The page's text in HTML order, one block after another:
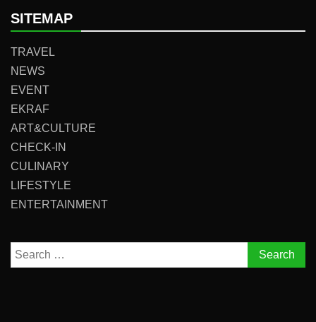
SITEMAP
TRAVEL
NEWS
EVENT
EKRAF
ART&CULTURE
CHECK-IN
CULINARY
LIFESTYLE
ENTERTAINMENT
Search
for: